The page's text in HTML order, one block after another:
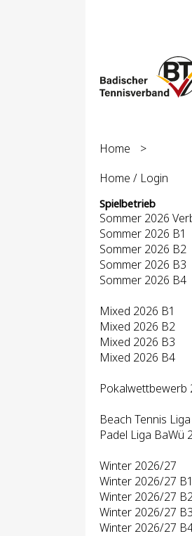
Home
>
Home / Login
Spielbetrieb
Sommer 2026
Sommer 2026 B1
Sommer 2026 B2
Sommer 2026 B3
Sommer 2026 B4
Mixed 2026 B1
Mixed 2026 B2
Mixed 2026 B3
Mixed 2026 B4
Pokalwettbewerb
Beach Tennis
Padel Liga BaWü
Winter 2026/27
Winter 2026/27 B1
Winter 2026/27
Winter 2026/27 B3
Winter 2026/27